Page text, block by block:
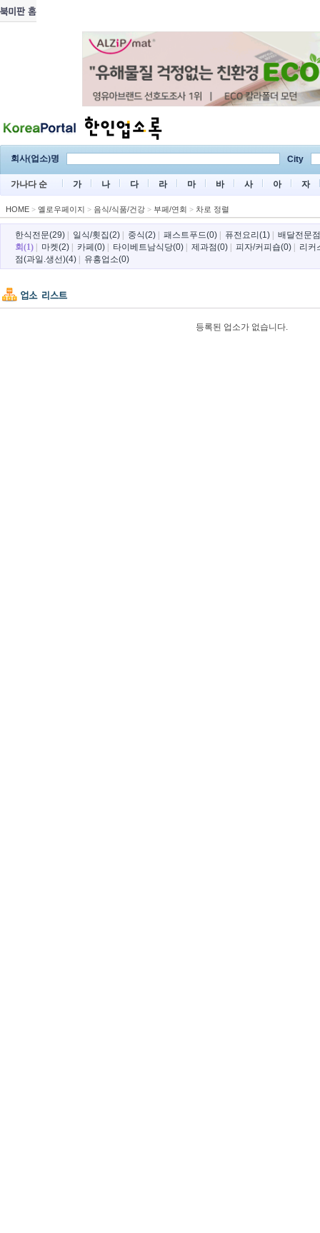
회사(업소)명 City
가나다 순 가 나 다 라 마 바 사 아 자
HOME > 옐로우페이지 > 음식/식품/건강 > 부페/연회 > 차로 정렬
한식전문(29) 일식/횟집(2) 중식(2) 패스트푸드(0) 퓨전요리(1)
배달전문
회(1)
마켓(2) 카페(0) 타이베트남식당(0) 제과점(0) 피자/커피숍(0)
리커
점(과일.생선)(4)
유흥업소(0)
등록된 업소가 없습니다.